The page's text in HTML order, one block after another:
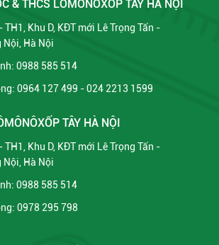
& THCS LÔMÔNÔXỐP TÂY HÀ NỘI
Khu D, KĐT mới Lê Trọng Tấn -
Nội, Hà Nội
0988 585 514
0964 127 499 - 024 2213 1599
TÂY HÀ NỘI
Khu D, KĐT mới Lê Trọng Tấn -
Nội, Hà Nội
0988 585 514
0978 295 798